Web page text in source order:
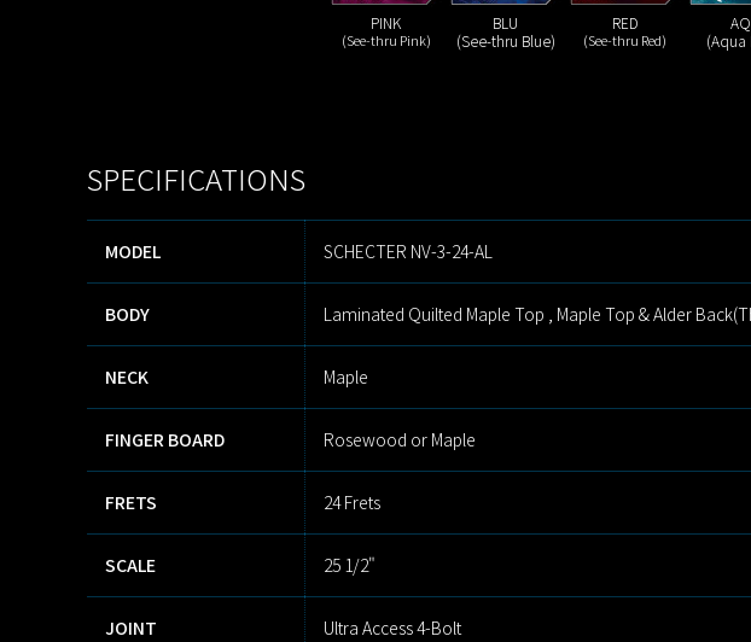
PINK
(See-thru Pink)
BLU
(See-thru Blue)
RED
(See-thru Red)
(Aqua
SPECIFICATIONS
MODEL SCHECTER NV-3-24-AL
BODY Laminated Quilted Maple Top , Maple Top & Alder
NECK Maple
FINGER BOARD Rosewood or Maple
FRETS 24 Frets
SCALE 25 1/2"
JOINT Ultra Access 4-Bolt